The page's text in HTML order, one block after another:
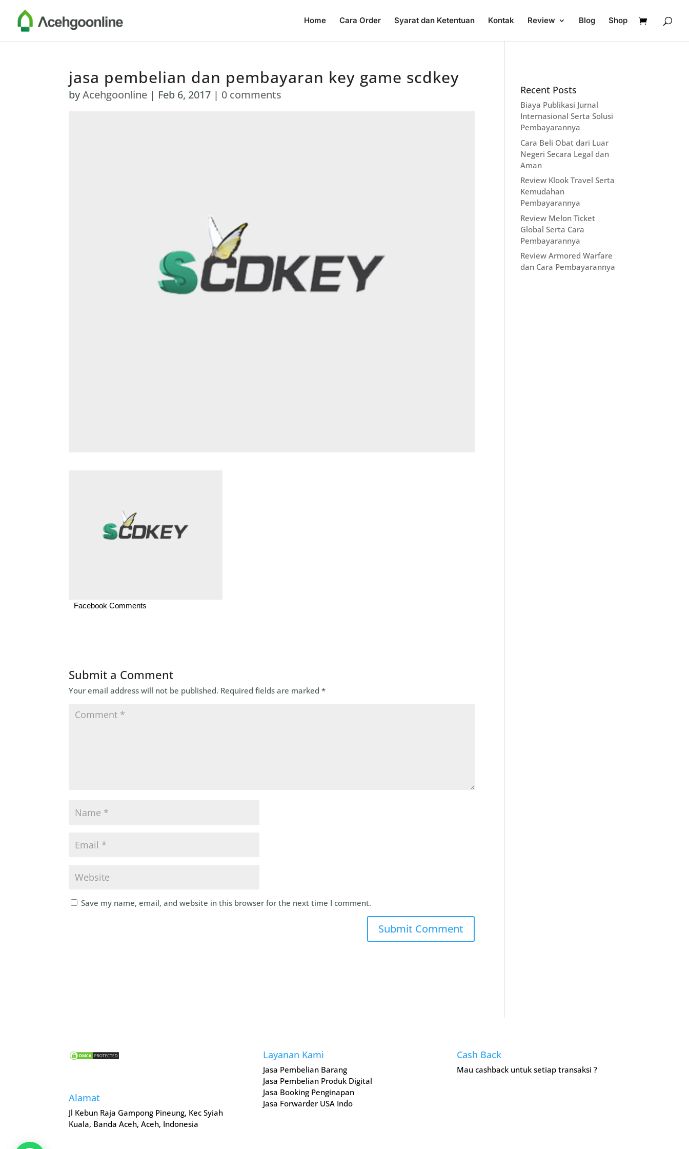
Home Cara Order Syarat dan Ketentuan Kontak Review Blog Shop
jasa pembelian dan pembayaran key game scdkey
byAcehgoonline | Feb 6, 2017 | 0 comments
Facebook Comments
Submit a Comment
Your email address will not be published. Required fields are marked*
Save my name, email, and website in this browser for the next time I comment.
Recent Posts
Biaya Publikasi Jurnal
Internasional Serta Solusi
Pembayarannya
Cara Beli Obat dari Luar
Negeri Secara Legal dan
Aman
Review Klook Travel Serta
Kemudahan
Pembayarannya
Review Melon Ticket
Global Serta Cara
Pembayarannya
Review Armored Warfare
dan Cara Pembayarannya
Alamat
Jl Kebun Raja Gampong Pineung, Kec Syiah
Kuala, Banda Aceh, Aceh, Indonesia
Layanan Kami
Jasa Pembelian Barang
Jasa Pembelian Produk Digital
Jasa Booking Penginapan
Jasa Forwarder USA Indo
Cash Back
Mau cashback untuk setiap transaksi ?